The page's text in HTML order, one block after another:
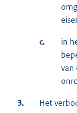
c.
in
van
3. Het